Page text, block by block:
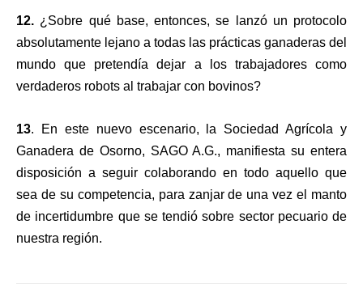
12. ¿Sobre qué base, entonces, se lanzó un protocolo
absolutamente lejano a todas las prácticas ganaderas del
mundo que pretendía dejar a los trabajadores como
verdaderos robots al trabajar con bovinos?
13. En este nuevo escenario, la Sociedad Agrícola y
Ganadera de Osorno, SAGO A.G., manifiesta su entera
disposición a seguir colaborando en todo aquello que
sea de su competencia, para zanjar de una vez el manto
de incertidumbre que se tendió sobre sector pecuario de
nuestra región.